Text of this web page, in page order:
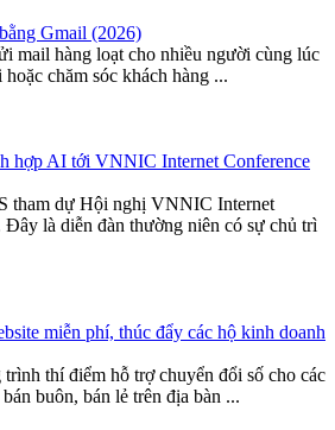
Gmail (2026)
mail hàng loạt cho nhiều người cùng lúc
chăm sóc khách hàng ...
hợp AI tới VNNIC Internet Conference
tham dự Hội nghị VNNIC Internet
là diễn đàn thường niên có sự chủ trì
miễn phí, thúc đẩy các hộ kinh doanh
thí điểm hỗ trợ chuyển đổi số cho các
buôn, bán lẻ trên địa bàn ...